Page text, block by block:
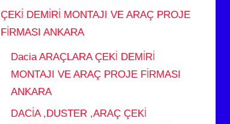
ÇEKİ DEMİRİ MONTAJI VE ARAÇ PROJE
FİRMASI ANKARA
Dacia ARAÇLARA ÇEKİ DEMİRİ
MONTAJI VE ARAÇ PROJE FİRMASI
ANKARA
DACİA ,DUSTER ,ARAÇ ÇEKİ